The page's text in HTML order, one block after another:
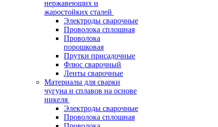
нержавеющих и
жаростойких сталей
Электроды сварочные
Проволока сплошная
Проволока
порошковая
Прутки присадочные
Флюс сварочный
Ленты сварочные
Материалы для сварки
чугуна и сплавов на основе
никеля
Электроды сварочные
Проволока сплошная